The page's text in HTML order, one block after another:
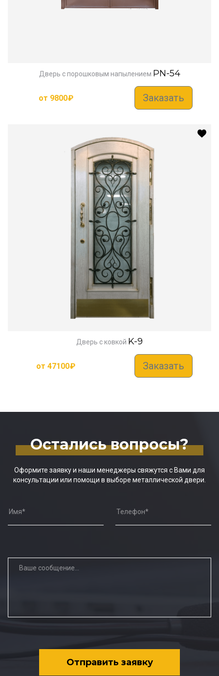
Дверь с порошковым напылением PN-54
от 9800₽ Заказать
Дверь с ковкой K-9
от 47100₽ Заказать
Остались вопросы?
Оформите заявку и наши менеджеры свяжутся с Вами для
консультации или помощи в выборе металлической двери.
Отправить заявку